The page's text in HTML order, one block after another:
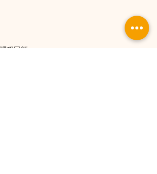
課程回顧